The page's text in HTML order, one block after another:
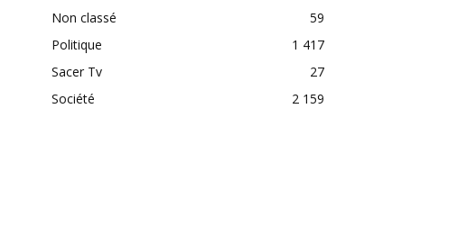
Non classé
59
Politique
1 417
Sacer Tv
27
Société
2 159